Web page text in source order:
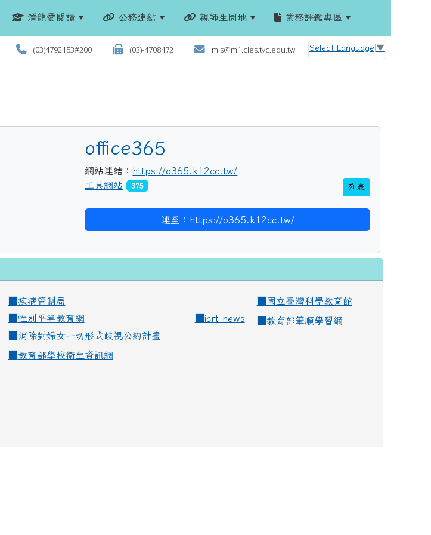
潛龍愛閱讀 公務連結 親師生園地 業務評鑑專區
(03)4792153#200 (03)-4708472 mis@m1.cles.tyc.edu.tw Select Language ▼
office365
網站連結： https://o365.k12cc.tw/
工具網站
375 列表
連至：https://o365.k12cc.tw/
疾病管制局
國立臺灣科學教育館
性別平等教育網 icrt news
教育部筆順學習網
消除對婦女一切形式歧視公約計畫
教育部學校衛生資訊網